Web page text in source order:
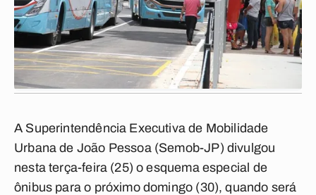
A Superintendência Executiva de Mobilidade
Urbana de João Pessoa (Semob-JP) divulgou
nesta terça-feira (25) o esquema especial de
ônibus para o próximo domingo (30), quando será